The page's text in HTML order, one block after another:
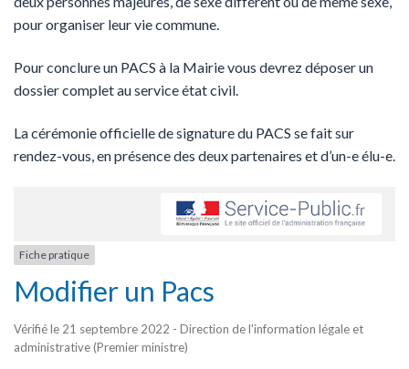
pour organiser leur vie commune.
Pour conclure un PACS à la Mairie vous devrez déposer un
dossier complet au service état civil.
La cérémonie officielle de signature du PACS se fait sur
rendez-vous, en présence des deux partenaires et d’un-e élu-e.
Fiche pratique
Modifier un Pacs
Vérifié le 21 septembre 2022 - Direction de l'information légale et
administrative (Premier ministre)